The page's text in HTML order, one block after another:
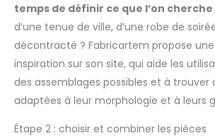
temps de définir ce que l’on
d’une tenue de ville, d’une robe de
décontracté ? Fabricartem propose
inspiration sur son site, qui aide les
des assemblages possibles et à trouver
adaptées à leur morphologie et à leurs
Étape 2 : choisir et combiner les pièces